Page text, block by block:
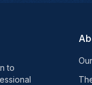
to